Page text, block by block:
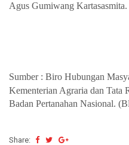
Agus Gumiwang
Sumber : Biro Hubungan
Kementerian Agraria dan Tata
Badan Pertanahan Nasional.
Share: